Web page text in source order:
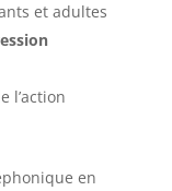
et adultes
l’action
en